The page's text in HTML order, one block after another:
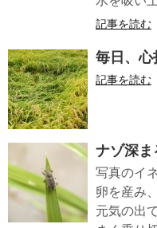
記事を読む
毎日、心
記事を読む
ナゾ深ま
写真のイ
卵を産み
元気の出